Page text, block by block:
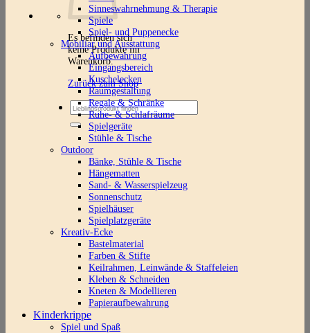
Es befinden sich
keine Produkte im
Warenkorb.
Zurück zum Shop
Suchen
nach:
Sinneswahrnehmung & Therapie
Spiele
Spiel- und Puppenecke
Mobiliar und Ausstattung
Aufbewahrung
Eingangsbereich
Kuschelecken
Raumgestaltung
Regale & Schränke
Ruhe- & Schlafräume
Spielgeräte
Stühle & Tische
Outdoor
Bänke, Stühle & Tische
Hängematten
Sand- & Wasserspielzeug
Sonnenschutz
Spielhäuser
Spielplatzgeräte
Kreativ-Ecke
Bastelmaterial
Farben & Stifte
Keilrahmen, Leinwände & Staffeleien
Kleben & Schneiden
Kneten & Modellieren
Papieraufbewahrung
Kinderkrippe
Spiel und Spaß